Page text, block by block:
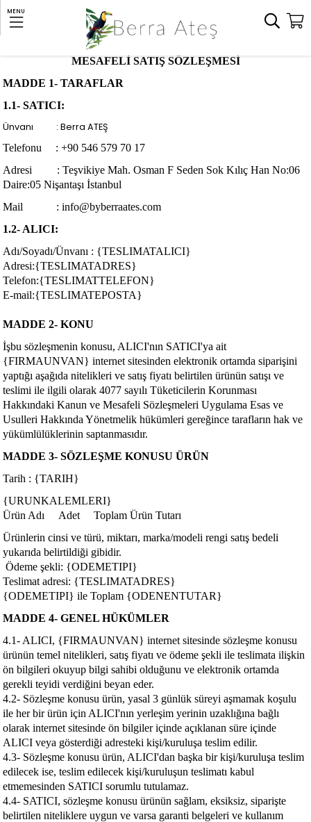
MENU
MESAFELİ SATIŞ SÖZLEŞMESİ
MADDE 1- TARAFLAR
1.1- SATICI:
Ünvanı : Berra ATEŞ
Telefonu : +90 546 579 70 17
Adresi : Teşvikiye Mah. Osman F Seden Sok Kılıç Han No:06
Daire:05 Nişantaşı İstanbul
Mail :info@byberraates.com
1.2- ALICI:
Adı/Soyadı/Ünvanı : {TESLIMATALICI}
Adresi:{TESLIMATADRES}
Telefon:{TESLIMATTELEFON}
E-mail:{TESLIMATEPOSTA}
MADDE 2- KONU
İşbu sözleşmenin konusu, ALICI'nın SATICI'ya ait
{FIRMAUNVAN} internet sitesinden elektronik ortamda siparişini
yaptığı aşağıda nitelikleri ve satış fiyatı belirtilen ürünün satışı ve
teslimi ile ilgili olarak 4077 sayılı Tüketicilerin Korunması
Hakkındaki Kanun ve Mesafeli Sözleşmeleri Uygulama Esas ve
Usulleri Hakkında Yönetmelik hükümleri gereğince tarafların hak ve
yükümlülüklerinin saptanmasıdır.
MADDE 3- SÖZLEŞME KONUSU ÜRÜN
Tarih : {TARIH}
{URUNKALEMLERI}
Ürün Adı Adet Toplam Ürün Tutarı
Ürünlerin cinsi ve türü, miktarı, marka/modeli rengi satış bedeli
yukarıda belirtildiği gibidir.
Ödeme şekli: {ODEMETIPI}
Teslimat adresi: {TESLIMATADRES}
{ODEMETIPI} ile Toplam {ODENENTUTAR}
MADDE 4- GENEL HÜKÜMLER
4.1- ALICI, {FIRMAUNVAN} internet sitesinde sözleşme konusu
ürünün temel nitelikleri, satış fiyatı ve ödeme şekli ile teslimata ilişkin
ön bilgileri okuyup bilgi sahibi olduğunu ve elektronik ortamda
gerekli teyidi verdiğini beyan eder.
4.2- Sözleşme konusu ürün, yasal 3 günlük süreyi aşmamak koşulu
ile her bir ürün için ALICI'nın yerleşim yerinin uzaklığına bağlı
olarak internet sitesinde ön bilgiler içinde açıklanan süre içinde
ALICI veya gösterdiği adresteki kişi/kuruluşa teslim edilir.
4.3- Sözleşme konusu ürün, ALICI'dan başka bir kişi/kuruluşa teslim
edilecek ise, teslim edilecek kişi/kuruluşun teslimatı kabul
etmemesinden SATICI sorumlu tutulamaz.
4.4- SATICI, sözleşme konusu ürünün sağlam, eksiksiz, siparişte
belirtilen niteliklere uygun ve varsa garanti belgeleri ve kullanım